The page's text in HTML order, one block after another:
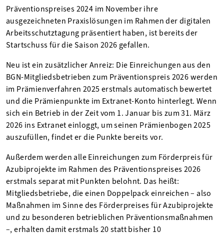
Präventionspreises 2024 im November ihre
ausgezeichneten Praxislösungen im Rahmen der digitalen
Arbeitsschutztagung präsentiert haben, ist bereits der
Startschuss für die Saison 2026 gefallen.
Neu ist ein zusätzlicher Anreiz: Die Einreichungen aus den
BGN-Mitgliedsbetrieben zum Präventionspreis 2026 werden
im Prämienverfahren 2025 erstmals automatisch bewertet
und die Prämienpunkte im Extranet-Konto hinterlegt. Wenn
sich ein Betrieb in der Zeit vom 1. Januar bis zum 31. März
2026 ins Extranet einloggt, um seinen Prämienbogen 2025
auszufüllen, findet er die Punkte bereits vor.
Außerdem werden alle Einreichungen zum Förderpreis für
Azubiprojekte im Rahmen des Präventionspreises 2026
erstmals separat mit Punkten belohnt. Das heißt:
Mitgliedsbetriebe, die einen Doppelpack einreichen – also
Maßnahmen im Sinne des Förderpreises für Azubiprojekte
und zu besonderen betrieblichen Präventionsmaßnahmen
–, erhalten damit erstmals 20 statt bisher 10